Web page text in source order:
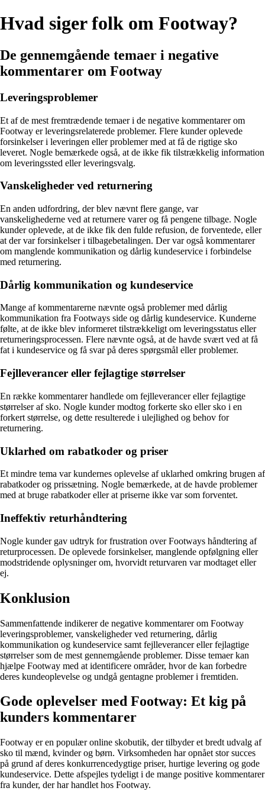
Hvad siger folk om Footway?
De gennemgående temaer i negative
kommentarer om Footway
Leveringsproblemer
Et af de mest fremtrædende temaer i de negative kommentarer om
Footway er leveringsrelaterede problemer. Flere kunder oplevede
forsinkelser i leveringen eller problemer med at få de rigtige sko
leveret. Nogle bemærkede også, at de ikke fik tilstrækkelig information
om leveringssted eller leveringsvalg.
Vanskeligheder ved returnering
En anden udfordring, der blev nævnt flere gange, var
vanskelighederne ved at returnere varer og få pengene tilbage. Nogle
kunder oplevede, at de ikke fik den fulde refusion, de forventede, eller
at der var forsinkelser i tilbagebetalingen. Der var også kommentarer
om manglende kommunikation og dårlig kundeservice i forbindelse
med returnering.
Dårlig kommunikation og kundeservice
Mange af kommentarerne nævnte også problemer med dårlig
kommunikation fra Footways side og dårlig kundeservice. Kunderne
følte, at de ikke blev informeret tilstrækkeligt om leveringsstatus eller
returneringsprocessen. Flere nævnte også, at de havde svært ved at få
fat i kundeservice og få svar på deres spørgsmål eller problemer.
Fejlleverancer eller fejlagtige størrelser
En række kommentarer handlede om fejlleverancer eller fejlagtige
størrelser af sko. Nogle kunder modtog forkerte sko eller sko i en
forkert størrelse, og dette resulterede i ulejlighed og behov for
returnering.
Uklarhed om rabatkoder og priser
Et mindre tema var kundernes oplevelse af uklarhed omkring brugen af
rabatkoder og prissætning. Nogle bemærkede, at de havde problemer
med at bruge rabatkoder eller at priserne ikke var som forventet.
Ineffektiv returhåndtering
Nogle kunder gav udtryk for frustration over Footways håndtering af
returprocessen. De oplevede forsinkelser, manglende opfølgning eller
modstridende oplysninger om, hvorvidt returvaren var modtaget eller
ej.
Konklusion
Sammenfattende indikerer de negative kommentarer om Footway
leveringsproblemer, vanskeligheder ved returnering, dårlig
kommunikation og kundeservice samt fejlleverancer eller fejlagtige
størrelser som de mest gennemgående problemer. Disse temaer kan
hjælpe Footway med at identificere områder, hvor de kan forbedre
deres kundeoplevelse og undgå gentagne problemer i fremtiden.
Gode oplevelser med Footway: Et kig på
kunders kommentarer
Footway er en populær online skobutik, der tilbyder et bredt udvalg af
sko til mænd, kvinder og børn. Virksomheden har opnået stor succes
på grund af deres konkurrencedygtige priser, hurtige levering og gode
kundeservice. Dette afspejles tydeligt i de mange positive kommentarer
fra kunder, der har handlet hos Footway.